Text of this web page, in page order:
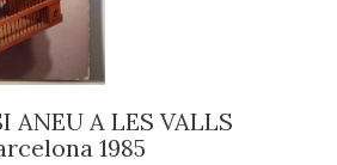
ANEU A LES VALLS
1985